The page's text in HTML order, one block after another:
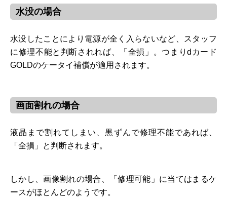
水没の場合
水没したことにより電源が全く入らないなど、スタッフ
に修理不能と判断されれば、「全損」。つまりdカード
GOLDのケータイ補償が適用されます。
画面割れの場合
液晶まで割れてしまい、黒ずんで修理不能であれば、
「全損」と判断されます。
しかし、画像割れの場合、「修理可能」に当てはまるケ
ースがほとんどのようです。